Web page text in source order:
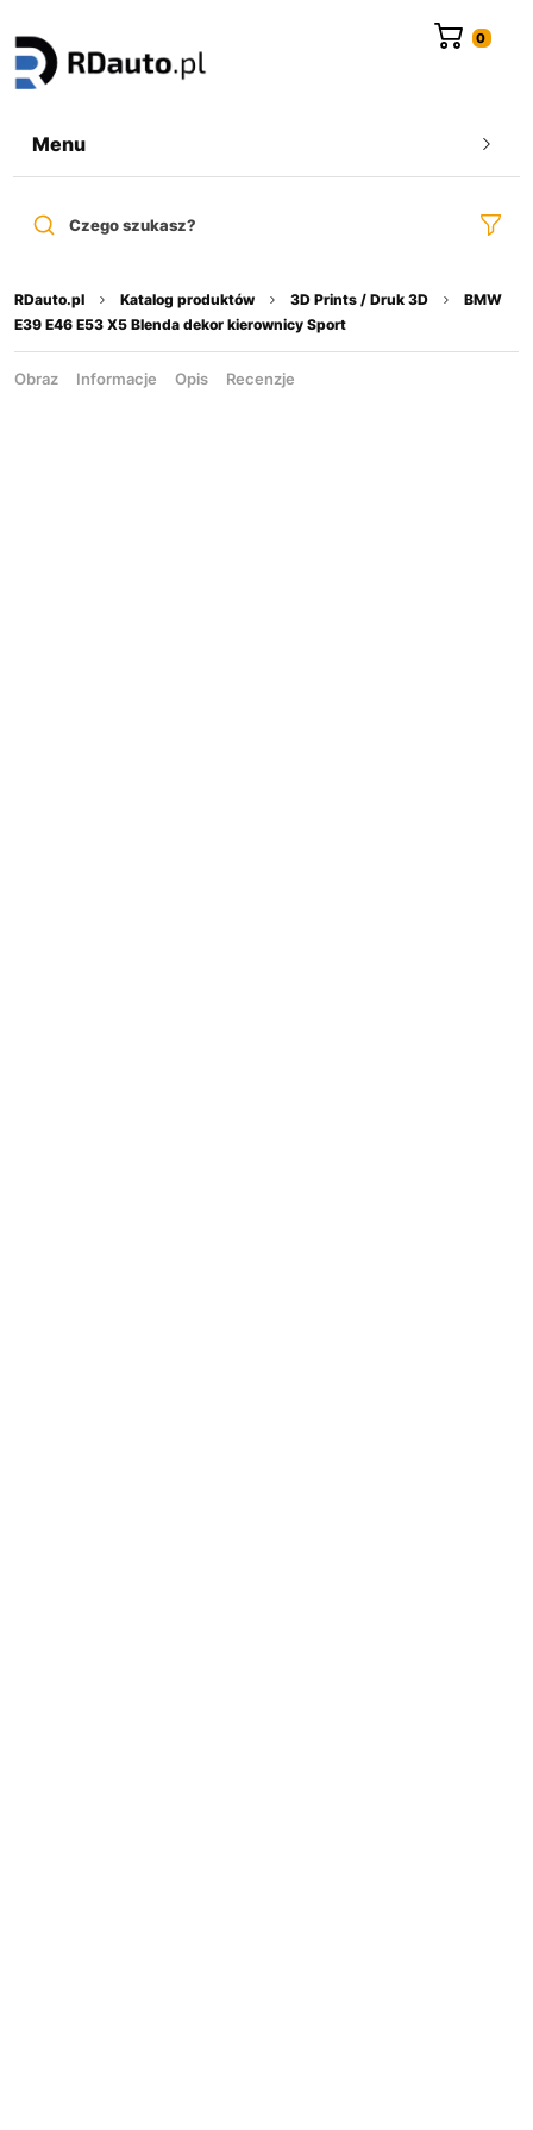
Menu
Czego szukasz?
RDauto.pl Katalog produktów 3D Prints / Druk 3D
BMW
E39 E46 E53 X5 Blenda dekor kierownicy Sport
Obraz Informacje Opis Recenzje